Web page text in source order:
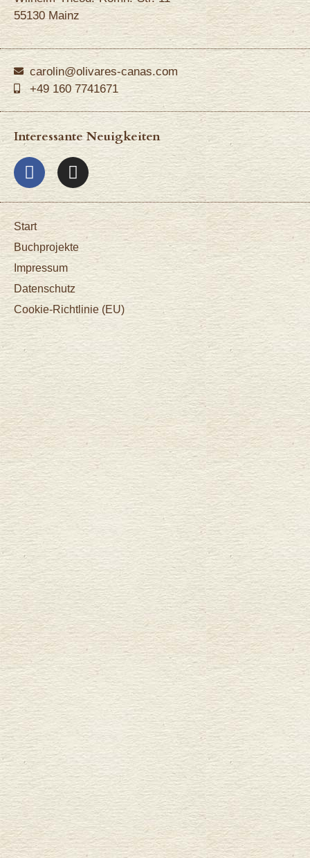
55130 Mainz
carolin@olivares-canas.com
+49 160 7741671
Interessante Neuigkeiten
Start
Buchprojekte
Impressum
Datenschutz
Cookie-Richtlinie (EU)